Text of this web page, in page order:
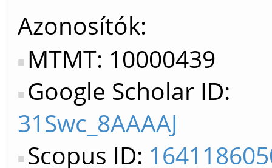
Azonosítók
MTMT: 10000439
Google Scholar ID:
31Swc_8AAAAJ
Scopus ID: